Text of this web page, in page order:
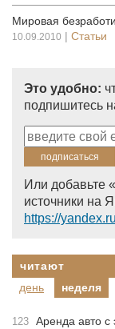
Мировая
10.09.2010 | Статьи
Это удобно:
подпишитесь
Или добавьте
источники на
https://
читают
день
неделя
123 Аренда авто с